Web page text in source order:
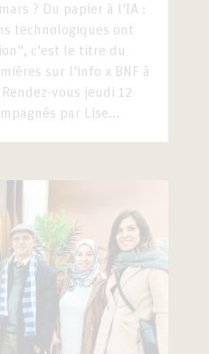
? Du papier à l'IA :
technologiques ont
c'est le titre du
sur l'info x BNF à
vous jeudi 12
par Lise...